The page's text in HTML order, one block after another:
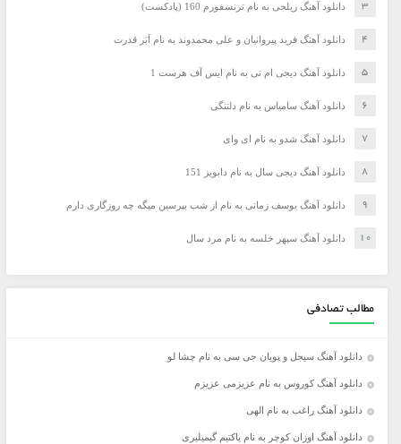
دانلود آهنگ ریلجی به نام ترنسفورم 160 (پادکست)
دانلود آهنگ فرید پیروانیان و علی محمدوند به نام اَبَر قدرت
دانلود آهنگ دیجی ام تی به نام ایس آف هرست 1
دانلود آهنگ سامیاس به نام دلتنگی
دانلود آهنگ شدو به نام ای وای
دانلود آهنگ دیجی سال به نام دابویز 151
دانلود آهنگ یوسف زمانی به نام از شب بپرسین میگه چه روزگاری دارم
دانلود آهنگ سپهر خلسه به نام مرد سال
مطالب تصادفی
دانلود آهنگ سیجل و پویان جی سی به نام چشا لو
دانلود آهنگ کوروس به نام عزیزمی عزیزم
دانلود آهنگ راغب به نام الهی
دانلود آهنگ اوزان کوچر به نام یاکتیم گیمیلیری